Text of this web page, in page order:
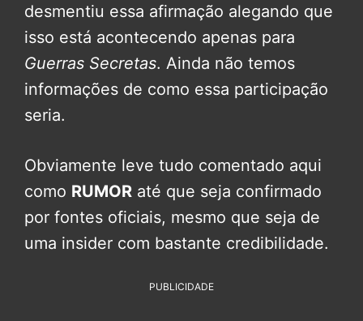
desmentiu essa afirmação alegando que
isso está acontecendo apenas para
Guerras Secretas. Ainda não temos
informações de como essa participação
seria.
Obviamente leve tudo comentado aqui
como RUMOR até que seja confirmado
por fontes oficiais, mesmo que seja de
uma insider com bastante credibilidade.
PUBLICIDADE